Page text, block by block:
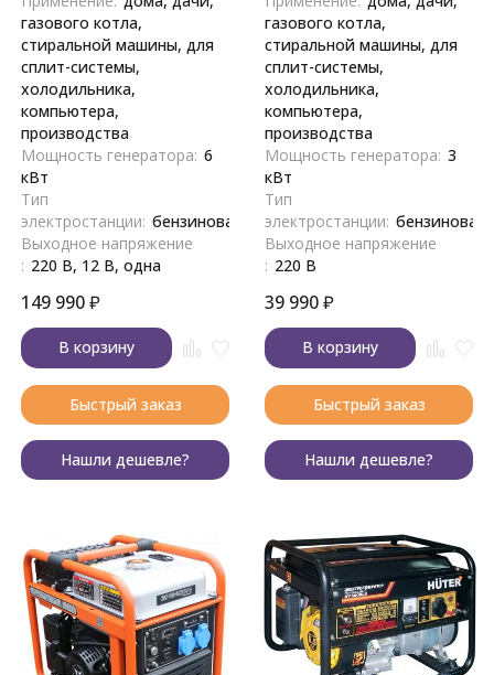
газового котла,
стиральной машины, для
сплит-системы,
холодильника,
компьютера,
производства
Мощность генератора: 6
кВт
Тип
электростанции: бензиновая
Выходное напряжение
: 220 В, 12 В, одна
149 990₽
В корзину
Быстрый заказ
Нашли дешевле?
газового котла,
стиральной машины, для
сплит-системы,
холодильника,
компьютера,
производства
Мощность генератора: 3
кВт
Тип
электростанции: бензиновая
Выходное напряжение
: 220 В
39 990₽
В корзину
Быстрый заказ
Нашли дешевле?